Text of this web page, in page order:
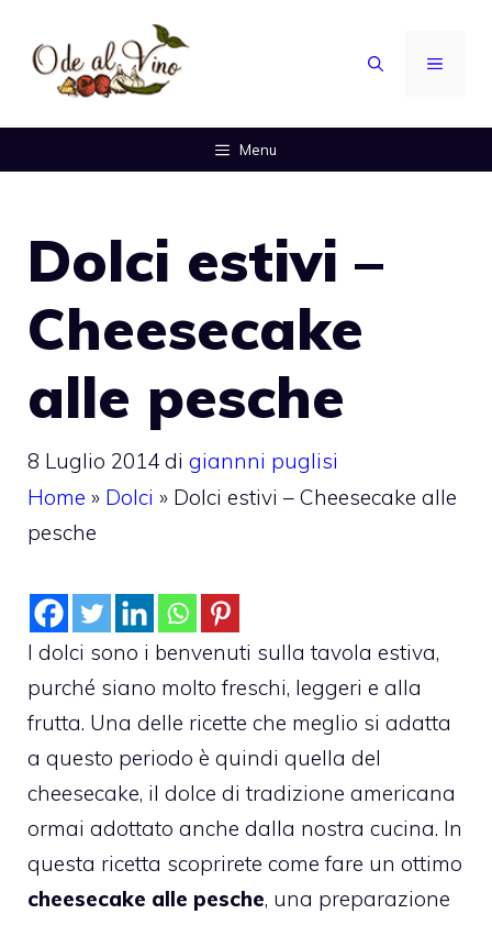
contenuto
MENU
Menu
Dolci estivi –
Cheesecake
alle pesche
8 Luglio 2014 di giannni puglisi
Home » Dolci » Dolci estivi – Cheesecake alle
pesche
I dolci sono i benvenuti sulla tavola estiva,
purché siano molto freschi, leggeri e alla
frutta. Una delle ricette che meglio si adatta
a questo periodo è quindi quella del
cheesecake, il dolce di tradizione americana
ormai adottato anche dalla nostra cucina. In
questa ricetta scoprirete come fare un ottimo
cheesecake alle pesche, una preparazione